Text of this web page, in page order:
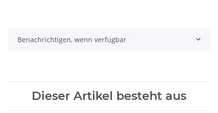
Benachrichtigen, wenn verfügbar
Dieser Artikel besteht aus